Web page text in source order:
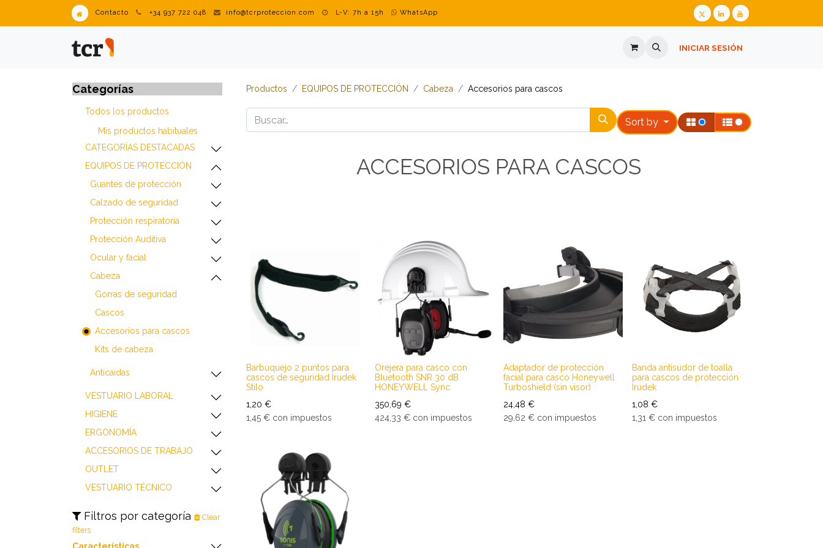
Contacto +34 937 722 048 info@tcrproteccion.com L-V: 7h a 15h WhatsApp
GAFAS GRADUADAS PREGUNTES FREQÜENTS
INICIAR SESIÓN
Categorías
Todos los productos
Mis productos habitua​les
​​​​​​​​​​​​​​CATEGORÍAS DESTACADAS
​​​​​​​​​​​​​​EQUIPOS DE PROTECCIÓN
​​​​​​​​​​​​​​Guantes de protección
​​​​​​​​​​​​​​Calzado de seguridad
​​​​​​​​​​​​​​Protección respiratoria
​​​​​​​​​​​​​​Protección Auditiva
​​​​​​​​​​​​​​Ocular y facial
​​​​​​​​​​​​​​Cabeza
​​​​​​​​​​​​​​Gorras de seguridad
​​​​​​​​​​​​​​Cascos
​​​​​​​​​​​​​​Accesorios para cascos
​​​​​​​​​​​​​​Kits de cabeza
​​​​​​​​​​​​​​Anticaídas
​​​​​​​​​​​​​​VESTUARIO LABORAL
​​​​​​​​​​​​​​HIGIENE
​​​​​​​​​​​​​​ERGONOMÍA
​​​​​​​​​​​​​​ACCESORIOS DE TRABAJO
​​​​​​​​​​​​​​OUTLET
VESTUARIO TÉCNICO
Filtros por categoría
Clear
filters
Productos ​​​​​​​​​​​​​​EQUIPOS DE PROTECCIÓN ​​​​​​​​​​​​​​Cabeza ​​​​​​​​​​​​​​Accesorios para cascos
Sort by
ACCESORIOS PARA CASCOS
Barbuquejo 2 puntos para
cascos de seguridad Irudek
Stilo
1,20 €
1,45 € con impuestos
Orejera para casco con
Bluetooth SNR 30 dB
HONEYWELL Sync
350,69 €
424,33 € con impuestos
Adaptador de protección
facial para casco Honeywell
Turboshield (sin visor)
24,48 €
29,62 € con impuestos
Banda antisudor de toalla
para cascos de protección
Irudek
1,08 €
1,31 € con impuestos